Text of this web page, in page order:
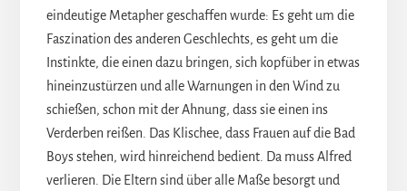
eindeutige Metapher geschaffen wurde: Es geht um die
Faszination des anderen Geschlechts, es geht um die
Instinkte, die einen dazu bringen, sich kopfüber in etwas
hineinzustürzen und alle Warnungen in den Wind zu
schießen, schon mit der Ahnung, dass sie einen ins
Verderben reißen. Das Klischee, dass Frauen auf die Bad
Boys stehen, wird hinreichend bedient. Da muss Alfred
verlieren. Die Eltern sind über alle Maße besorgt und